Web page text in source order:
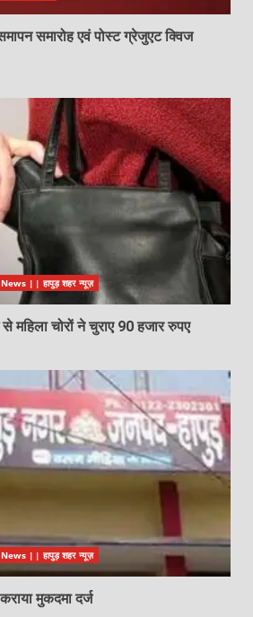
समारोह एवं पोस्ट ग्रेजुएट क्विज
|| हापुड़ शहर न्यूज़
महिला चोरों ने चुराए 90 हजार रुपए
|| हापुड़ शहर न्यूज़
मुकदमा दर्ज